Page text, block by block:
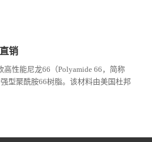
销
高性能尼龙66（Polyamide 66，简称
型聚酰胺66树脂。该材料由美国杜邦